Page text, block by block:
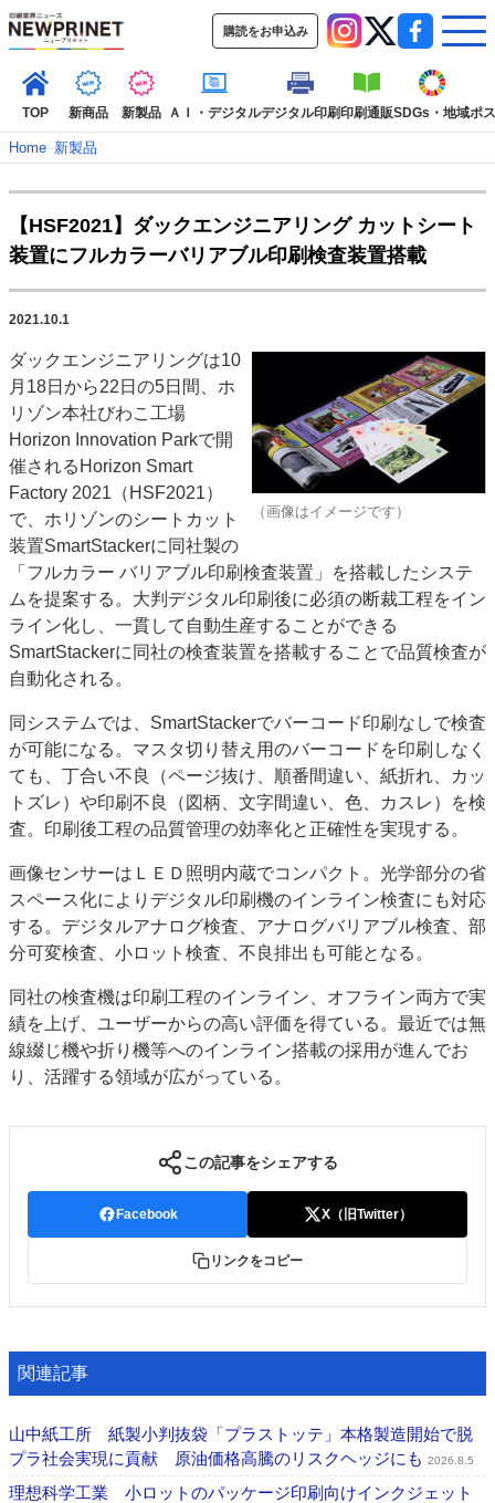
購読をお申込み
TOP 新商品 新製品 ＡＩ・デジタルデジタル印刷印刷通販SDGs・地域ポ
TOP
新着記事 特集記事
動画コンテンツ
インタビュー
コレクション
SDGs・地域
ポストプレス ビジネス 信用情報
業界
市場・統計
人事・移転・異動・訃報
2022 見える化・MIS特集
特集・デジタル印刷 アイデアで勝負！ ～多様なビジネス・多彩な商材～
JAPAN PACK 2023 特集
中古印刷機・製本機特集
特集・デジタル印刷 ～ 新成長軌道を描く
案内
発刊案内
JFPI印刷用語集 印刷機材年鑑
会社案内
購読・購入申し込み
サイトポリシー
お問い合わせ
Home–新製品
【HSF2021】ダックエンジニアリング カットシート
装置にフルカラーバリアブル印刷検査装置搭載
2021.10.1
（画像はイメージです）
ダックエンジニアリングは10
月18日から22日の5日間、ホ
リゾン本社びわこ工場
Horizon Innovation Parkで開
催されるHorizon Smart
Factory 2021（HSF2021）
で、ホリゾンのシートカット
装置SmartStackerに同社製の
「フルカラー バリアブル印刷検査装置」を搭載したシステ
ムを提案する。大判デジタル印刷後に必須の断裁工程をイン
ライン化し、一貫して自動生産することができる
SmartStackerに同社の検査装置を搭載することで品質検査が
自動化される。
同システムでは、SmartStackerでバーコード印刷なしで検査
が可能になる。マスタ切り替え用のバーコードを印刷しなく
ても、丁合い不良（ページ抜け、順番間違い、紙折れ、カッ
トズレ）や印刷不良（図柄、文字間違い、色、カスレ）を検
査。印刷後工程の品質管理の効率化と正確性を実現する。
画像センサーはＬＥＤ照明内蔵でコンパクト。光学部分の省
スペース化によりデジタル印刷機のインライン検査にも対応
する。デジタルアナログ検査、アナログバリアブル検査、部
分可変検査、小ロット検査、不良排出も可能となる。
同社の検査機は印刷工程のインライン、オフライン両方で実
績を上げ、ユーザーからの高い評価を得ている。最近では無
線綴じ機や折り機等へのインライン搭載の採用が進んでお
り、活躍する領域が広がっている。
この記事をシェアする
Facebook X（旧Twitter）
リンクをコピー
関連記事
山中紙工所 紙製小判抜袋「プラストッテ」本格製造開始で脱
プラ社会実現に貢献 原油価格高騰のリスクヘッジにも 2026.8.5
理想科学工業 小ロットのパッケージ印刷向けインクジェット